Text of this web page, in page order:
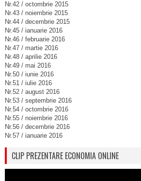
Nr.42 / octombrie 2015
Nr.43 / noiembrie 2015
Nr.44 / decembrie 2015
Nr.45 / ianuarie 2016
Nr.46 / februarie 2016
Nr.47 / martie 2016
Nr.48 / aprilie 2016
Nr.49 / mai 2016
Nr.50 / iunie 2016
Nr.51 / iulie 2016
Nr.52 / august 2016
Nr.53 / septembrie 2016
Nr.54 / octombrie 2016
Nr.55 / noiembrie 2016
Nr.56 / decembrie 2016
Nr.57 / ianuarie 2016
CLIP PREZENTARE ECONOMIA ONLINE